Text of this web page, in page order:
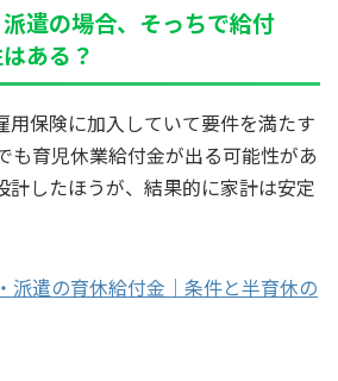
遣の場合、そっちで給付
ある？
用保険に加入していて要件を満たす
も育児休業給付金が出る可能性があ
計したほうが、結果的に家計は安定
派遣の育休給付金｜条件と半育休の